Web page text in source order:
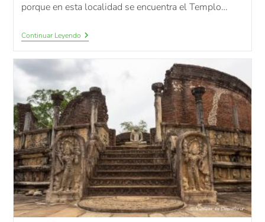
porque en esta localidad se encuentra el Templo…
Continuar Leyendo